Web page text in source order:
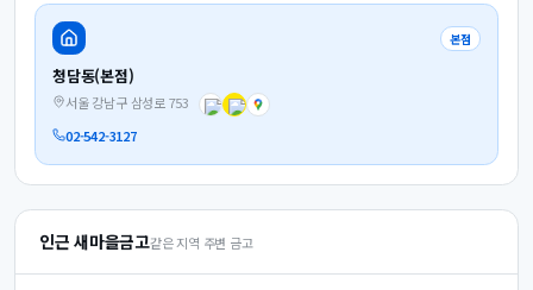
본점
청담동(본점)
서울 강남구 삼성로 753
02-542-3127
인근 새마을금고같은 지역 주변 금고